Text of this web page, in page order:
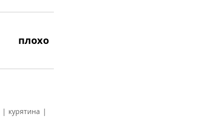
плохо
| курятина |